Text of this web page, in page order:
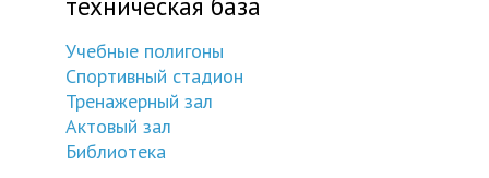
Учебные полигоны
Спортивный стадион
Тренажерный зал
Актовый зал
Библиотека